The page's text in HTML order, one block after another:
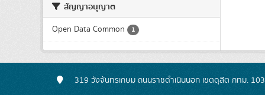
สัญญาอนุญาต
Open Data Common 1
319 วังจันทรเกษม ถนนราชดำเนินนอก เขตดุสิต กทม.